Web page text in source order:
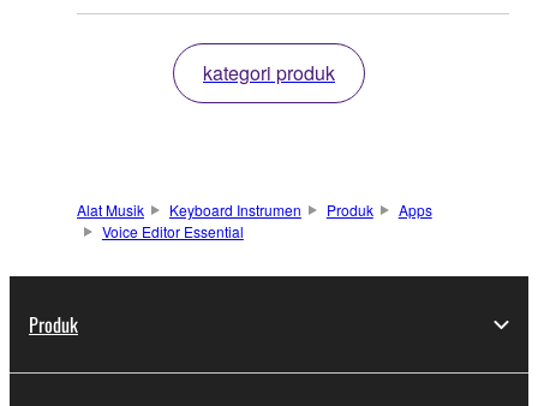
kategori produk
Alat Musik Keyboard Instrumen Produk
Apps
Voice Editor Essential
Produk